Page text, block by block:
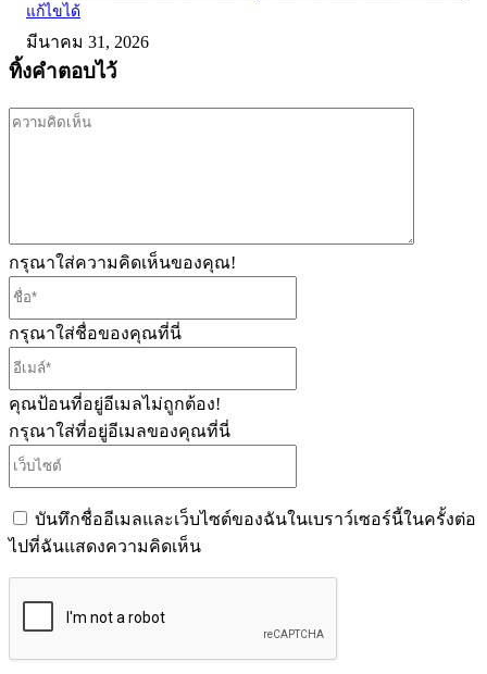
แก้ไขได้
มีนาคม 31, 2026
ทิ้งคำตอบไว้
กรุณาใส่ความคิดเห็นของคุณ!
กรุณาใส่ชื่อของคุณที่นี่
คุณป้อนที่อยู่อีเมลไม่ถูกต้อง!
กรุณาใส่ที่อยู่อีเมลของคุณที่นี่
บันทึกชื่ออีเมลและเว็บไซต์ของฉันในเบราว์เซอร์นี้ในครั้งต่อ
ไปที่ฉันแสดงความคิดเห็น